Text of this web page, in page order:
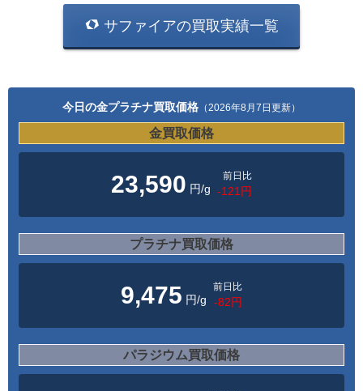
サファイアの買取実績一覧
今日の金プラチナ買取価格 （2026年8月7日更新）
金買取価格
23,590 円/g
前日比
-121円
プラチナ買取価格
9,475 円/g
前日比
-82円
パラジウム買取価格